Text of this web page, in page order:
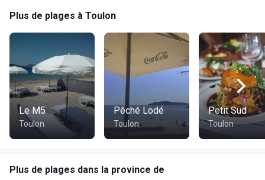
Plus de plages à Toulon
Le M5
Toulon
Pêché Lodé
Toulon
Petit Sud
Toulon
Plus de plages dans la province de